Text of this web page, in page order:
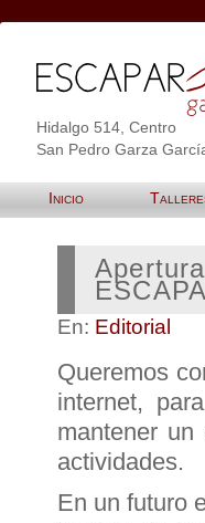
Hidalgo 514, Centro
San Pedro Garza
Inicio
En: Editorial
Queremos
internet,
mantener
actividades.
En un futuro